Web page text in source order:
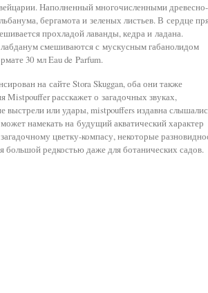
Наполненный многочисленными древесно-
бергамота и зеленых листьев. В сердце
прохладой лаванды, кедра и ладана.
смешиваются с мускусным габанолидом
30 мл Eau de Parfum.
на сайте Stora Skuggan, оба они также
расскажет о загадочных звуках,
или удары, mistpouffers издавна
намекать на будущий акватический характер
цветку-компасу, некоторые
большой редкостью даже для ботанических садов.